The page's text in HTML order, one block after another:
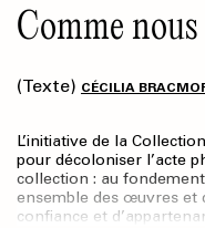
Comme
(Texte) CÉCILIA
L’initiative de la
pour décoloniser l’acte
collection : au
ensemble des œuvres et
confiance et